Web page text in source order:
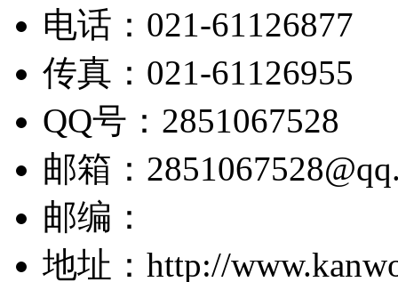
电话：021-61126877
传真：021-61126955
QQ号：2851067528
邮箱：
邮编：
地址：http://